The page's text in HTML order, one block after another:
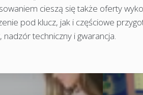
cieszą się także oferty
pod klucz, jak i częściowe
techniczny i gwarancja.